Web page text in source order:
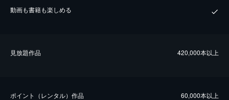
動画も書籍も楽しめる
⾒放題作品 420,000本以上
ポイント（レンタル）作品 60,000本以上